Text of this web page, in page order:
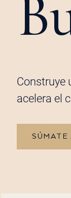
Construye
acelera el